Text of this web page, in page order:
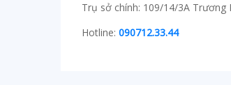
Trụ sở chính: 109/14/3A Trương
Hotline: 090712.33.44